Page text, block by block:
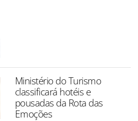
Ministério do Turismo
classificará hotéis e
pousadas da Rota das
Emoções